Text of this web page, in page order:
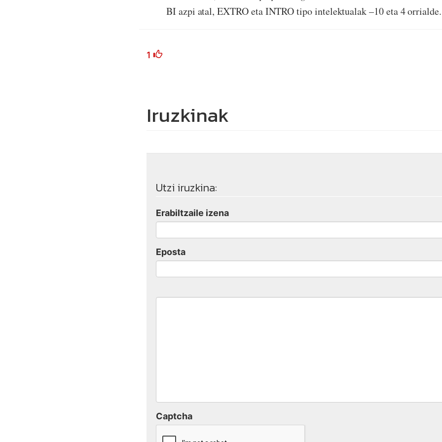
BI azpi atal, EXTRO eta INTRO tipo intelektualak –10 eta 4 orrialde.
1
Iruzkinak
Utzi iruzkina:
Erabiltzaile izena
Eposta
Captcha